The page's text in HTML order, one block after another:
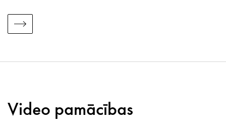
Video pamācības